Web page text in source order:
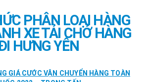
PHÂN LOẠI HÀNG
XE TẢI CHỞ HÀNG
HƯNG YÊN
GIÁ CƯỚC VẬN CHUYỂN HÀNG TOÀN